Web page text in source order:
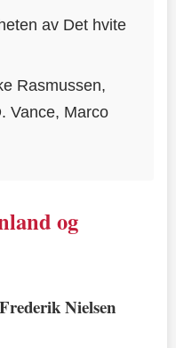
av Det hvite
Rasmussen,
Vance, Marco
og
Nielsen